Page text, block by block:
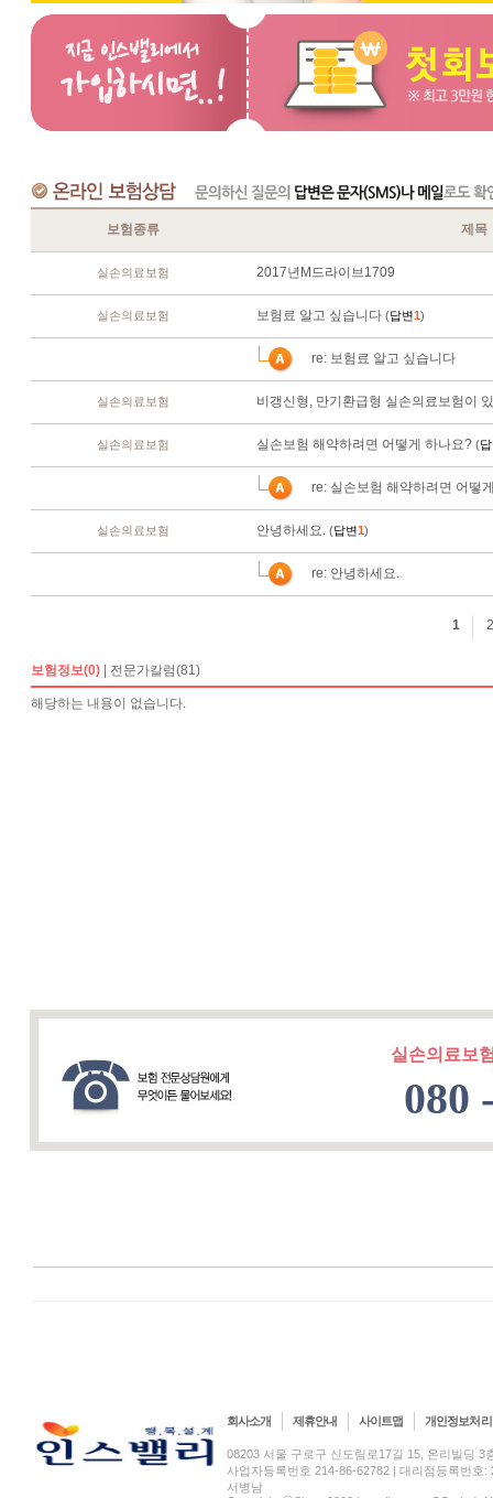
실손의료보
080
회사소개 제휴안내 사이트맵 개인정보처
08203 서울 구로구 신도림로17길 15, 온리빌딩
사업자등록번호 214-86-62782 | 대리점등록번호:
서병남